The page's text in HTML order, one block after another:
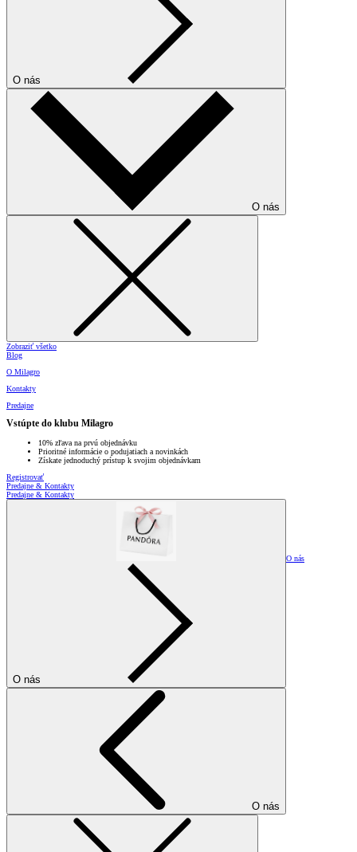
O nás
O nás
Zobraziť všetko
Blog
O Milagro
Kontakty
Predajne
Vstúpte do klubu Milagro
10% zľava na prvú objednávku
Prioritné informácie o podujatiach a novinkách
Získate jednoduchý prístup k svojim objednávkam
Registrovať
Predajne & Kontakty
Predajne & Kontakty
O nás
O nás
O nás